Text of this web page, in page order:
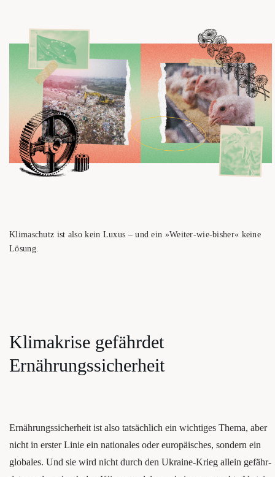
Kli­ma­schutz ist also kein Luxus – und ein »Wei­ter-wie-bis­her« kei­ne
Lösung.
Kli­ma­kri­se gefähr­det
Ernährungssicherheit
Ernäh­rungs­si­cher­heit ist also tat­säch­lich ein wich­ti­ges The­ma, aber
nicht in ers­ter Linie ein natio­na­les oder euro­päi­sches, son­dern ein
glo­ba­les. Und sie wird nicht durch den Ukrai­ne-Krieg allein gefähr­